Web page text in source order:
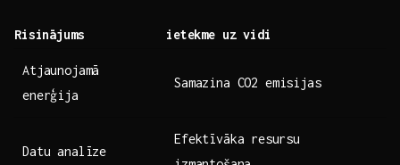
Risinājums ietekme uz⁣ vidi
Atjaunojamā
enerģija
Samazina CO2 emisijas
Datu ‌analīze
Efektīvāka ⁤resursu​